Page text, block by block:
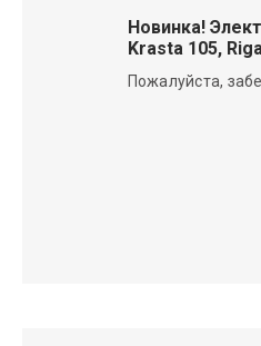
Новинка!
Krasta 105, Riga
Пожалуйста,